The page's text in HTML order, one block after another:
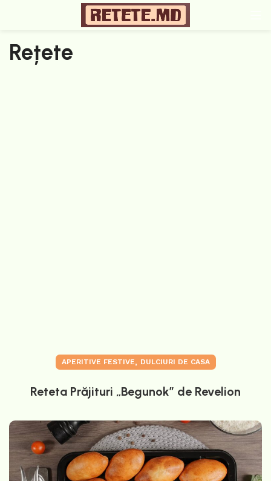
Rețete
APERITIVE FESTIVE, DULCIURI DE CASA
Reteta Prăjituri „Begunok” de Revelion